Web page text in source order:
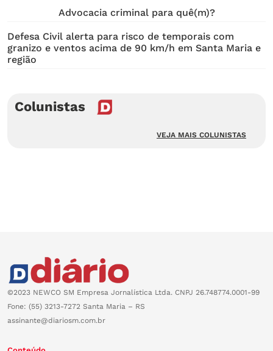
Advocacia criminal para quê(m)?
Defesa Civil alerta para risco de temporais com
granizo e ventos acima de 90 km/h em Santa Maria e
região
Colunistas
VEJA MAIS COLUNISTAS
©2023 NEWCO SM Empresa Jornalística Ltda. CNPJ 26.748774.0001-99
Fone: (55) 3213-7272 Santa Maria – RS
assinante@diariosm.com.br